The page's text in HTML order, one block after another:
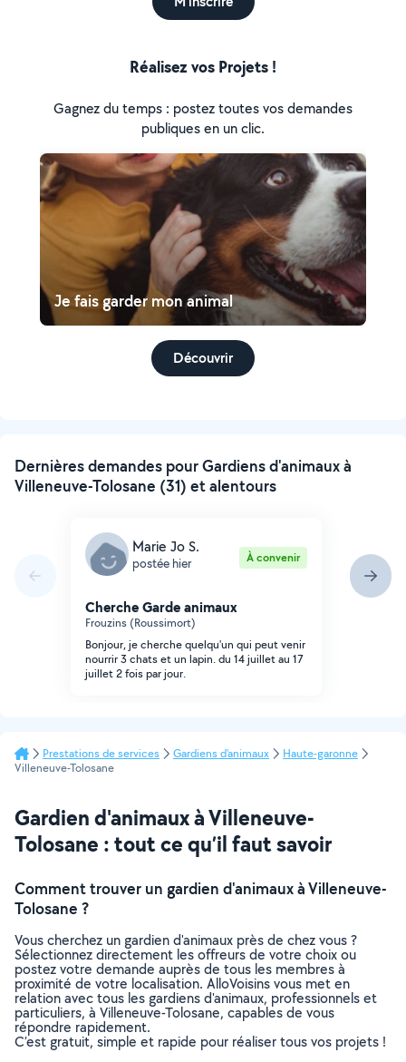
Réalisez vos Projets !
Gagnez du temps : postez toutes vos demandes
publiques en un clic.
Je fais garder mon animal
Découvrir
Dernières demandes pour Gardiens d'animaux à
Villeneuve-Tolosane (31) et alentours
Marie Jo S.
postée hier À convenir
Cherche Garde animaux
Frouzins (Roussimort)
Bonjour, je cherche quelqu'un qui peut venir
nourrir 3 chats et un lapin. du 14 juillet au 17
juillet 2 fois par jour.
Prestations de services Gardiens d'animaux
Haute-garonne
Villeneuve-Tolosane
Gardien d'animaux à Villeneuve-
Tolosane : tout ce qu’il faut savoir
Comment trouver un gardien d'animaux à Villeneuve-
Tolosane ?
Vous cherchez un gardien d'animaux près de chez vous ?
Sélectionnez directement les offreurs de votre choix ou
postez votre demande auprès de tous les membres à
proximité de votre localisation. AlloVoisins vous met en
relation avec tous les gardiens d'animaux, professionnels et
particuliers, à Villeneuve-Tolosane, capables de vous
répondre rapidement.
C’est gratuit, simple et rapide pour réaliser tous vos projets !